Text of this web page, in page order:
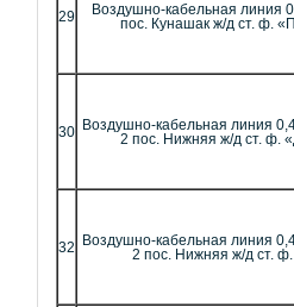
29
Воздушно-кабельная линия
пос. Кунашак ж/д ст. ф.
30
Воздушно-кабельная линия
2 пос. Нижняя ж/д ст. ф.
32
Воздушно-кабельная линия
2 пос. Нижняя ж/д ст.